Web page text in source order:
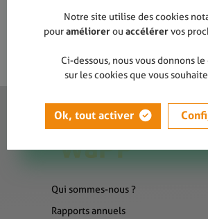
Qui sommes-nous ?
Rapports annuels
Notre site utilise des cookies
pouraméliorerou accélérervos
Ci-dessous, nous vous donnons
sur les cookies que vous
Ok, tout activer